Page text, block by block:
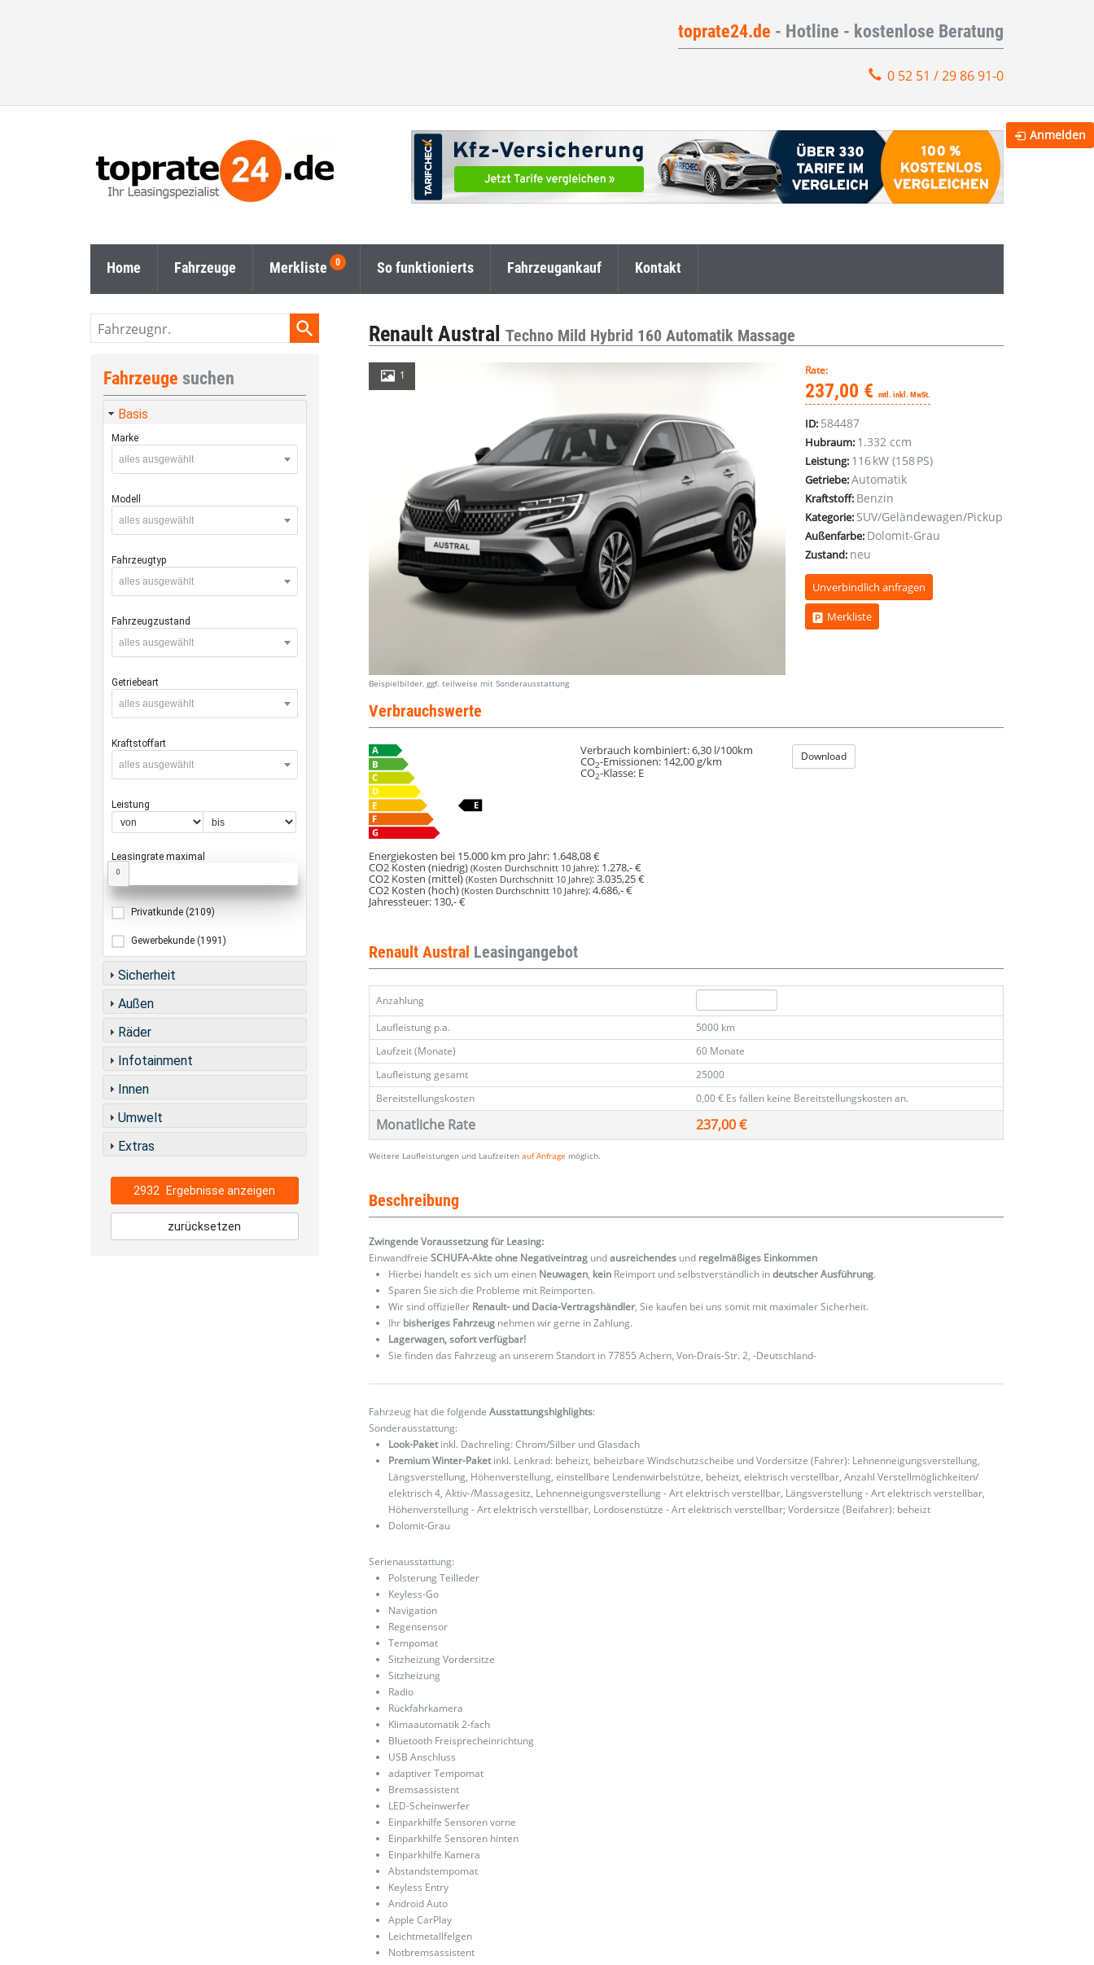
toprate24.de - Hotline - kostenlose Beratung
0 52 51 / 29 86 91-0
Home Fahrzeuge Merkliste So funktionierts Fahrzeugankauf Kontakt
Renault AustralTechno Mild Hybrid 160 Automatik Massage
1
Beispielbilder, ggf. teilweise mit Sonderausstattung
Rate:
237,00 € mtl. inkl. MwSt.
ID: 584487
Hubraum: 1.332 ccm
Leistung: 116 kW (158 PS)
Getriebe:Automatik
Kraftstoff: Benzin
Kategorie: SUV/Geländewagen/Pickup
Außenfarbe: Dolomit-Grau
Zustand: neu
Unverbindlich anfragen
Merkliste
Verbrauchswerte
Verbrauch kombiniert:6,30 l/100km
CO2-Emissionen: 142,00 g/km
CO2-Klasse: E
Download
Energiekosten bei 15.000 km pro Jahr: 1.648,08 €
CO2 Kosten (niedrig)(Kosten Durchschnitt 10 Jahre): 1.278,- €
CO2 Kosten (mittel)(Kosten Durchschnitt 10 Jahre):3.035,25 €
CO2 Kosten (hoch)(Kosten Durchschnitt 10 Jahre):4.686,- €
Jahressteuer: 130,- €
Renault Austral Leasingangebot
Anzahlung
Laufleistung p.a.
5000 km
Laufzeit (Monate)
60 Monate
Laufleistung gesamt
25000
Bereitstellungskosten
0,00 € Es fallen keine Bereitstellungskosten an.
Monatliche Rate 237,00 €
Weitere Laufleistungen und Laufzeitenauf Anfrage möglich.
Beschreibung
Zwingende Voraussetzung für Leasing:
EinwandfreieSCHUFA-Akte ohne Negativeintrag undausreichendes und regelmäßiges Einkommen
Hierbei handelt es sich um einen Neuwagen, kein Reimport und selbstverständlich indeutscher Ausführung.
Sparen Sie sich die Probleme mit Reimporten.
Wir sind offizieller Renault- und Dacia-Vertragshändler, Sie kaufen bei uns somit mit maximaler Sicherheit.
Ihr bisheriges Fahrzeug nehmen wir gerne in Zahlung.
Lagerwagen, sofort verfügbar!
Sie finden das Fahrzeug an unserem Standort in 77855 Achern, Von-Drais-Str. 2, -Deutschland-
Fahrzeug hat die folgendeAusstattungshighlights:
Sonderausstattung:
Look-Paketinkl. Dachreling: Chrom/Silber und Glasdach
Premium Winter-Paketinkl. Lenkrad: beheizt, beheizbare Windschutzscheibe und Vordersitze (Fahrer): Lehnenneigungsverstellung,
Längsverstellung, Höhenverstellung, einstellbare Lendenwirbelstütze, beheizt, elektrisch verstellbar, Anzahl Verstellmöglichkeiten/
elektrisch 4, Aktiv-/Massagesitz, Lehnenneigungsverstellung - Art elektrisch verstellbar, Längsverstellung - Art elektrisch verstellbar,
Höhenverstellung - Art elektrisch verstellbar, Lordosenstütze - Art elektrisch verstellbar; Vordersitze (Beifahrer): beheizt
Dolomit-Grau
Serienausstattung:
Polsterung Teilleder
Keyless-Go
Navigation
Regensensor
Tempomat
Sitzheizung Vordersitze
Sitzheizung
Radio
Rückfahrkamera
Klimaautomatik 2-fach
Bluetooth Freisprecheinrichtung
USB Anschluss
adaptiver Tempomat
Bremsassistent
LED-Scheinwerfer
Einparkhilfe Sensoren vorne
Einparkhilfe Sensoren hinten
Einparkhilfe Kamera
Abstandstempomat
Keyless Entry
Android Auto
Apple CarPlay
Leichtmetallfelgen
Notbremsassistent
Fahrzeugnr.
Fahrzeuge suchen
Basis
Marke
alles ausgewählt
Modell
alles ausgewählt
Fahrzeugtyp
alles ausgewählt
Fahrzeugzustand
alles ausgewählt
Getriebeart
alles ausgewählt
Kraftstoffart
alles ausgewählt
Leistung
Leasingrate maximal
0
Privatkunde (2109)
Gewerbekunde (1991)
Sicherheit
Außen
Räder
Infotainment
Innen
Umwelt
Extras
2932 Ergebnisse anzeigen
zurücksetzen
Anmelden